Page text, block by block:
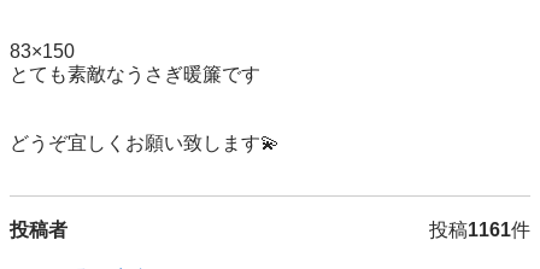
83×150
とても素敵なうさぎ暖簾です
どうぞ宜しくお願い致します💫
投稿者 投稿1161件